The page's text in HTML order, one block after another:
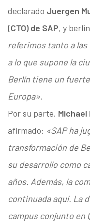
declarado Juergen
(CTO) de SAP, y
referimos tanto a
a lo que supone la
Berlín tiene un
Europa».
Por su parte, Michael
afirmado: «SAP ha
transformación de
su desarrollo como
años. Además, la
continuada aquí. La
campus conjunto en